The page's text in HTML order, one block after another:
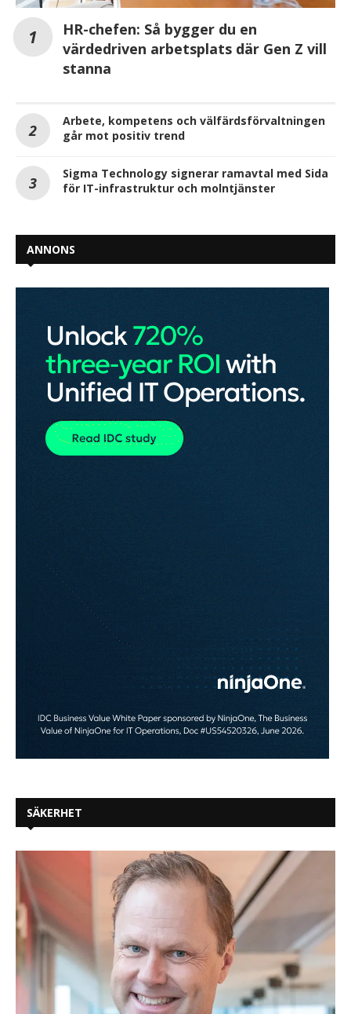
HR-chefen: Så bygger du en
värdedriven arbetsplats där Gen Z vill
stanna
Arbete, kompetens och välfärdsförvaltningen
går mot positiv trend
Sigma Technology signerar ramavtal med Sida
för IT-infrastruktur och molntjänster
ANNONS
SÄKERHET